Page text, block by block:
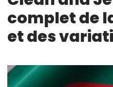
complet de
et des